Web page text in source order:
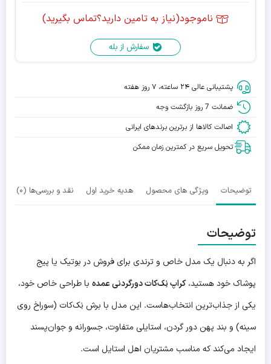
ناموجود(نیاز به تامین دارید؟تماس بگیرید)
سفارش از بله
پشتیبانی عالی ۲۴ ساعته، ۷ روز هفته
ضمانت 7 روز بازگشت وجه
اصالت کالاها از برترین برندهای ایرانی
تحویل سریع در کمترین زمان ممکن
توضیحات ویژگی های محصول هدیه خرید اول نقد و بررسی‌ها (0)
توضیحات
اگر به دنبال یک مدل خاص و ترندی برای فروش در بوتیک یا پیج
پوشاک خود هستید،کراپ نِک‌کات دورگردنی عمده با طراحی خاص خود،
یکی از جذاب‌ترین انتخاب‌هاست. این مدل با برش نِک‌کات (سوراخ روی
سینه) و بند پهن دور گردن، استایلی متفاوت، جسورانه و جوان‌پسند
ایجاد می‌کند که مناسب مشتریان اهل استایل است.